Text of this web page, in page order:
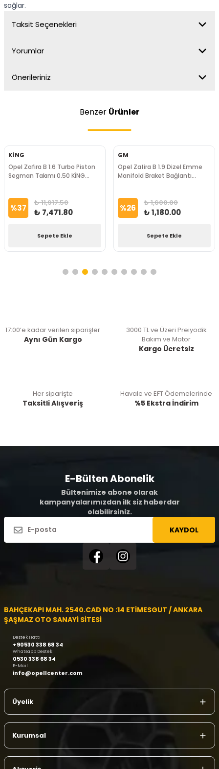
sağlar.
Taksit Seçenekleri
Yorumlar
Önerileriniz
Benzer Ürünler
KİNG
Opel Zafira B 1.6 Turbo Piston
Segman Takımı 0.50 KİNG
%37 ₺ 11,917.50
₺ 7,471.80
Sepete Ekle
GM
Opel Zafira B 1.9 Dizel Emme
Manifold Braket Bağlantı
%26 ₺ 1,600.00
₺ 1,180.00
Sepete Ekle
17:00’e kadar verilen siparişler
Aynı Gün Kargo
3000 TL ve Üzeri Preiyodik
Bakım ve Motor
Kargo Ücretsiz
Her siparişte
Taksitli Alışveriş
Havale ve EFT Ödemelerinde
%5 Ekstra İndirim
E-Bülten Abonelik
Bültenimize abone olarak
kampanyalarımızdan ilk siz haberdar
olabilirsiniz.
KAYDOL
BAHÇEKAPI MAH. 2540.CAD NO :14 ETİMESGUT / ANKARA
ŞAŞMAZ OTO SANAYİ SİTESİ
Destek Hattı
+90530 338 68 34
Whatsapp Destek
0530 338 68 34
E-Mail
info@opellcenter.com
Üyelik
Kurumsal